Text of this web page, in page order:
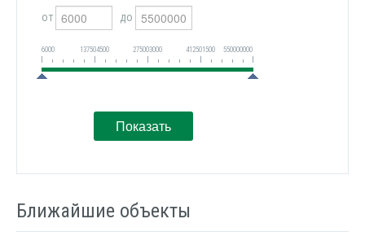
от до
6000 137504500 275003000 412501500 550000000
Ближайшие объекты